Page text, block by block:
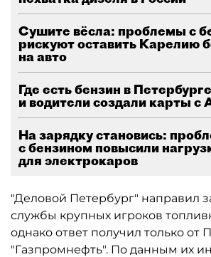
Сушите вёсла: проблемы с
рискуют оставить Карелию
на авто
Где есть бензин в
и водители создали карты с
На зарядку становись:
с бензином повысили
для электрокаров
"Деловой Петербург" направил
службы крупных игроков
однако ответ получил только от
"Газпромнефть". По данным их